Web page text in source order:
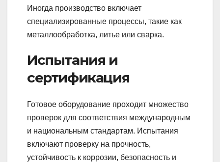
Иногда производство включает
специализированные процессы, такие как
металлообработка, литье или сварка.
Испытания и
сертификация
Готовое оборудование проходит множество
проверок для соответствия международным
и национальным стандартам. Испытания
включают проверку на прочность,
устойчивость к коррозии, безопасность и